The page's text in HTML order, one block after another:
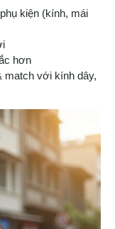
kiện (kính, mái
hơn
match với kính dây,